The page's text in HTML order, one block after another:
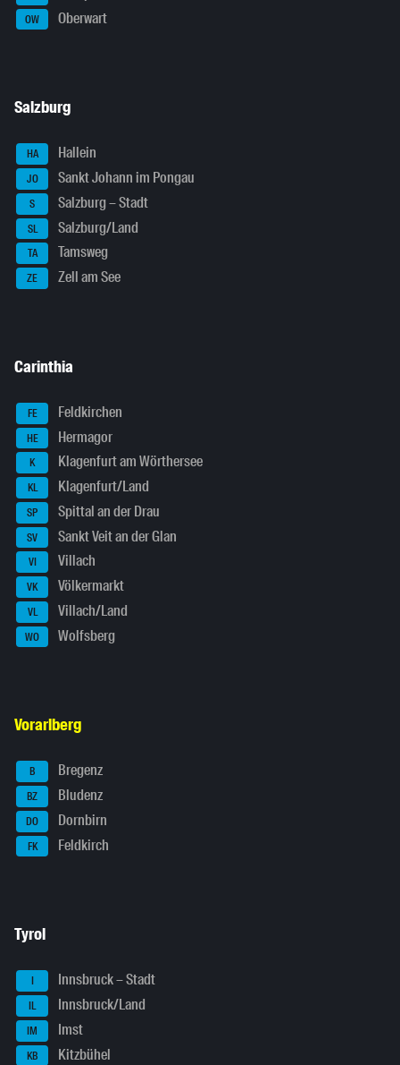
OW Oberwart
Salzburg
HA Hallein
JO Sankt Johann im Pongau
S Salzburg – Stadt
SL Salzburg/Land
TA Tamsweg
ZE Zell am See
Carinthia
FE Feldkirchen
HE Hermagor
K Klagenfurt am Wörthersee
KL Klagenfurt/Land
SP Spittal an der Drau
SV Sankt Veit an der Glan
VI Villach
VK Völkermarkt
VL Villach/Land
WO Wolfsberg
Vorarlberg
B Bregenz
BZ Bludenz
DO Dornbirn
FK Feldkirch
Tyrol
I Innsbruck – Stadt
IL Innsbruck/Land
IM Imst
KB Kitzbühel